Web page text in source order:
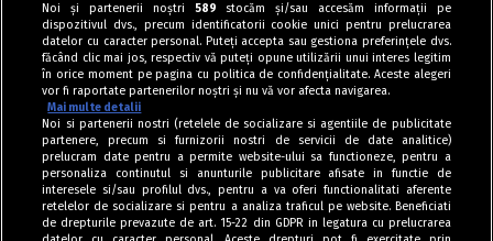
Noi și partenerii noștri 589 stocăm și/sau accesăm informații pe
dispozitivul dvs., precum identificatorii cookie unici pentru prelucrarea
datelor cu caracter personal. Puteți accepta sau gestiona preferințele dvs.
făcând clic mai jos, respectiv vă puteți opune utilizării unui interes legitim
în orice moment pe pagina cu politica de confidențialitate. Aceste alegeri
vor fi raportate partenerilor noștri și nu vă vor afecta navigarea.
Mai multe detalii
Noi si partenerii nostri (retelele de socializare si agentiile de publicitate
partenere, precum si furnizorii nostri de servicii de date analitice)
prelucram date pentru a permite website-ului sa functioneze, pentru a
personaliza continutul si anunturile publicitare afisate in functie de
interesele si/sau profilul dvs., pentru a va oferi functionalitati aferente
retelelor de socializare si pentru a analiza traficul pe website. Beneficiati
de drepturile prevazute de art. 15-22 din GDPR in legatura cu prelucrarea